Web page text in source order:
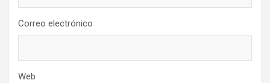
Correo electrónico
Web